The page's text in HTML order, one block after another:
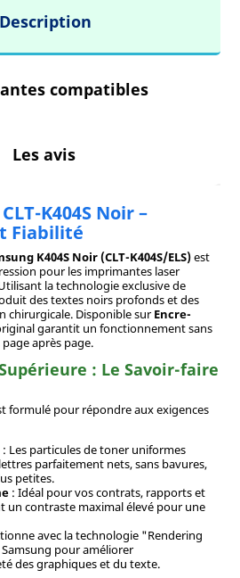
Description
compatibles
Les avis
K404S Noir –
Fiabilité
K404S Noir (CLT-K404S/ELS)est
pour les imprimantes laser
la technologie exclusive de
des textes noirs profonds et des
chirurgicale. Disponible surEncre-
garantit un fonctionnement sans
après page.
: Le Savoir-faire
formulé pour répondre aux exigences
: Les particules de toner uniformes
parfaitement nets, sans bavures,
petites.
: Idéal pour vos contrats, rapports et
un contraste maximal élevé pour une
avec la technologie "Rendering
pour améliorer
des graphiques et du texte.